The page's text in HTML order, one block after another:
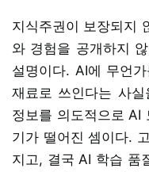
지식주권이 보장되지
와 경험을 공개하지
설명이다. AI에 무언
재료로 쓰인다는 사
정보를 의도적으로 AI
기가 떨어진 셈이다.
지고, 결국 AI 학습 품